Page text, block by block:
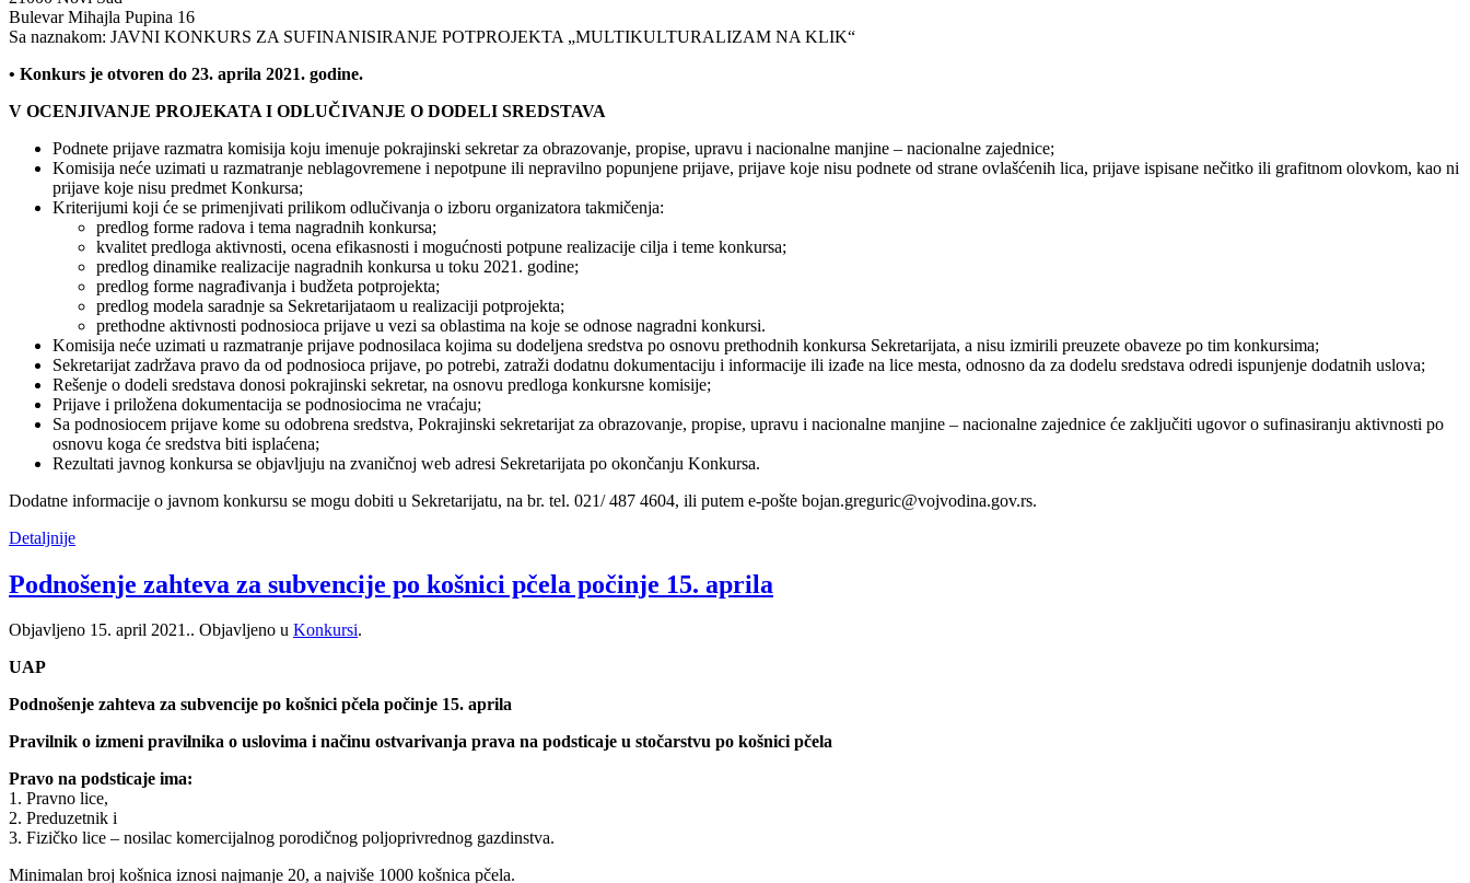
Bulevar Mihajla Pupina 16
Sa naznakom: JAVNI KONKURS ZA SUFINANISIRANJE POTPROJEKTA „MULTIKULTURALIZAM NA KLIK“
• Konkurs je otvoren do 23. aprila 2021. godine.
V OCENJIVANJE PROJEKATA I ODLUČIVANJE O DODELI SREDSTAVA
Podnete prijave razmatra komisija koju imenuje pokrajinski sekretar za obrazovanje, propise, upravu i nacionalne manjine – nacionalne zajednice;
Komisija neće uzimati u razmatranje neblagovremene i nepotpune ili nepravilno popunjene prijave, prijave koje nisu podnete od strane ovlašćenih lica, prijave ispisane nečitko ili grafitnom olovkom, kao ni
prijave koje nisu predmet Konkursa;
Kriterijumi koji će se primenjivati prilikom odlučivanja o izboru organizatora takmičenja:
predlog forme radova i tema nagradnih konkursa;
kvalitet predloga aktivnosti, ocena efikasnosti i mogućnosti potpune realizacije cilja i teme konkursa;
predlog dinamike realizacije nagradnih konkursa u toku 2021. godine;
predlog forme nagrađivanja i budžeta potprojekta;
predlog modela saradnje sa Sekretarijataom u realizaciji potprojekta;
prethodne aktivnosti podnosioca prijave u vezi sa oblastima na koje se odnose nagradni konkursi.
Komisija neće uzimati u razmatranje prijave podnosilaca kojima su dodeljena sredstva po osnovu prethodnih konkursa Sekretarijata, a nisu izmirili preuzete obaveze po tim konkursima;
Sekretarijat zadržava pravo da od podnosioca prijave, po potrebi, zatraži dodatnu dokumentaciju i informacije ili izađe na lice mesta, odnosno da za dodelu sredstava odredi ispunjenje dodatnih uslova;
Rešenje o dodeli sredstava donosi pokrajinski sekretar, na osnovu predloga konkursne komisije;
Prijave i priložena dokumentacija se podnosiocima ne vraćaju;
Sa podnosiocem prijave kome su odobrena sredstva, Pokrajinski sekretarijat za obrazovanje, propise, upravu i nacionalne manjine – nacionalne zajednice će zaključiti ugovor o sufinasiranju aktivnosti po
osnovu koga će sredstva biti isplaćena;
Rezultati javnog konkursa se objavljuju na zvaničnoj web adresi Sekretarijata po okončanju Konkursa.
Dodatne informacije o javnom konkursu se mogu dobiti u Sekretarijatu, na br. tel. 021/ 487 4604, ili putem e-pošte bojan.greguric@vojvodina.gov.rs.
Detaljnije
Podnošenje zahteva za subvencije po košnici pčela počinje 15. aprila
Objavljeno 15. april 2021.. Objavljeno u Konkursi.
UAP
Podnošenje zahteva za subvencije po košnici pčela počinje 15. aprila
Pravilnik o izmeni pravilnika o uslovima i načinu ostvarivanja prava na podsticaje u stočarstvu po košnici pčela
Pravo na podsticaje ima:
1. Pravno lice,
2. Preduzetnik i
3. Fizičko lice – nosilac komercijalnog porodičnog poljoprivrednog gazdinstva.
Minimalan broj košnica iznosi najmanje 20, a najviše 1000 košnica pčela.